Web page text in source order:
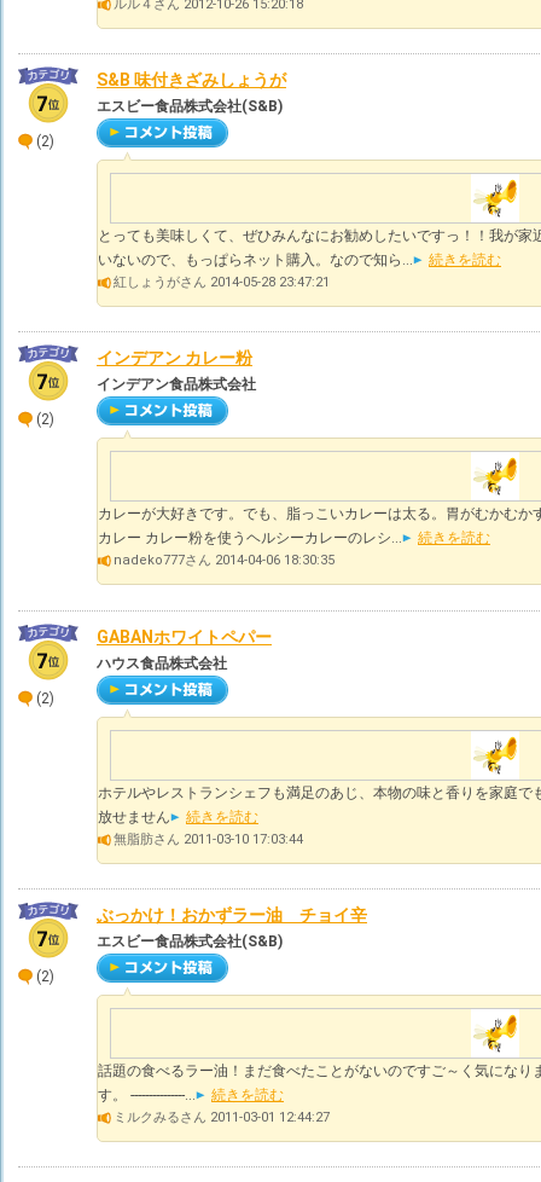
ルル４さん 2012-10-26 15:20:18
(2)
S&B 味付きざみしょうが
エスビー食品株式会社(S&B)
とっても美味しくて、ぜひみんなにお勧めしたいですっ！！我が
いないので、もっぱらネット購入。なので知ら...
続きを読む
紅しょうがさん 2014-05-28 23:47:21
(2)
インデアン カレー粉
インデアン食品株式会社
カレーが大好きです。でも、脂っこいカレーは太る。胃がむかむ
カレー カレー粉を使うヘルシーカレーのレシ...
続きを読む
nadeko777さん 2014-04-06 18:30:35
(2)
GABANホワイトペパー
ハウス食品株式会社
ホテルやレストランシェフも満足のあじ、本物の味と香りを家庭
放せません
続きを読む
無脂肪さん 2011-03-10 17:03:44
(2)
ぶっかけ！おかずラー油 チョイ辛
エスビー食品株式会社(S&B)
話題の食べるラー油！まだ食べたことがないのですご～く気にな
す。 ---------------...
続きを読む
ミルクみるさん 2011-03-01 12:44:27